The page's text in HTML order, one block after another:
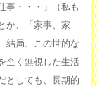
事・・・」（私も
か、「家事、家
結局、この世的な
全く無視した生活
としても、長期的